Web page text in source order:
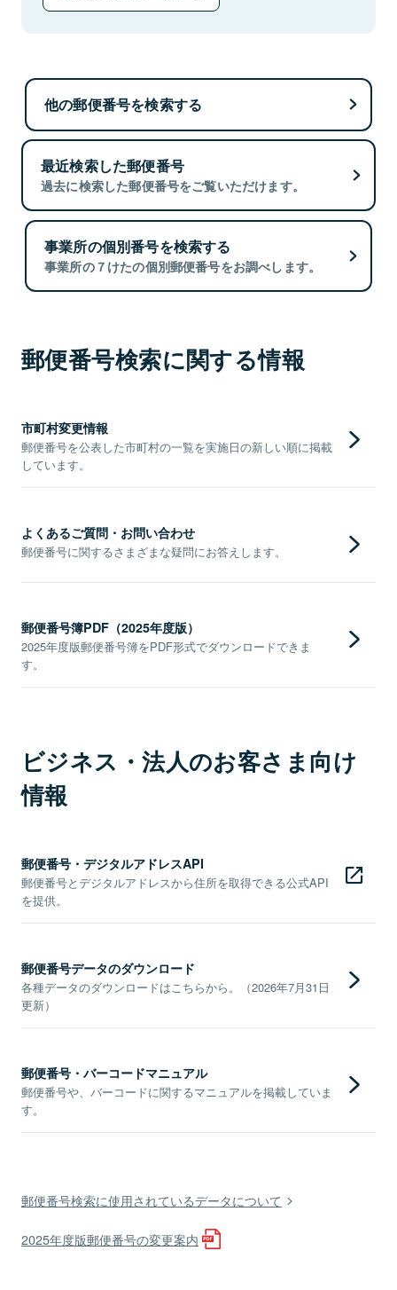
他の郵便番号を検索する
最近検索した郵便番号
過去に検索した郵便番号をご覧いただけます。
事業所の個別番号を検索する
事業所の７けたの個別郵便番号をお調べします。
郵便番号検索に関する情報
市町村変更情報
郵便番号を公表した市町村の一覧を実施日の新しい順に掲載
しています。
よくあるご質問・お問い合わせ
郵便番号に関するさまざまな疑問にお答えします。
郵便番号簿PDF（2025年度版）
2025年度版郵便番号簿をPDF形式でダウンロードできま
す。
ビジネス・法人のお客さま向け
情報
郵便番号・デジタルアドレスAPI
郵便番号とデジタルアドレスから住所を取得できる公式API
を提供。
郵便番号データのダウンロード
各種データのダウンロードはこちらから。（2026年7月31日
更新）
郵便番号・バーコードマニュアル
郵便番号や、バーコードに関するマニュアルを掲載していま
す。
郵便番号検索に使用されているデータについて
2025年度版郵便番号の変更案内